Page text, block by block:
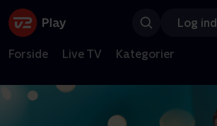
Log ind
Forside Live TV Kategorier